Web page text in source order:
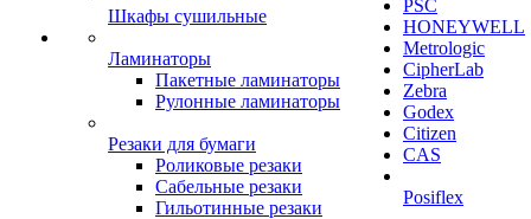
Шкафы сушильные
Ламинаторы
Пакетные ламинаторы
Рулонные ламинаторы
Резаки для бумаги
Роликовые резаки
Сабельные резаки
Гильотинные резаки
PSC
HONEYWELL
Metrologic
CipherLab
Zebra
Godex
Citizen
CAS
Posiflex